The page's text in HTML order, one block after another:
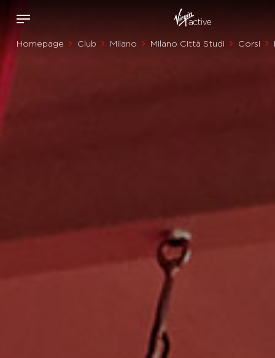
Homepage Club Milano Milano Città Studi Corsi